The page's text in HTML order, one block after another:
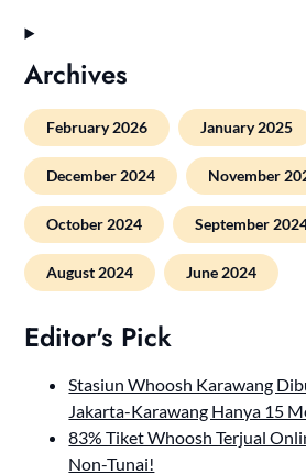
Archives
February 2026 January 2025
December 2024 November
October 2024 September
August 2024 June 2024
Editor's Pick
Stasiun Whoosh Karawang
Jakarta-Karawang Hanya 15
83% Tiket Whoosh Terjual
Non-Tunai!